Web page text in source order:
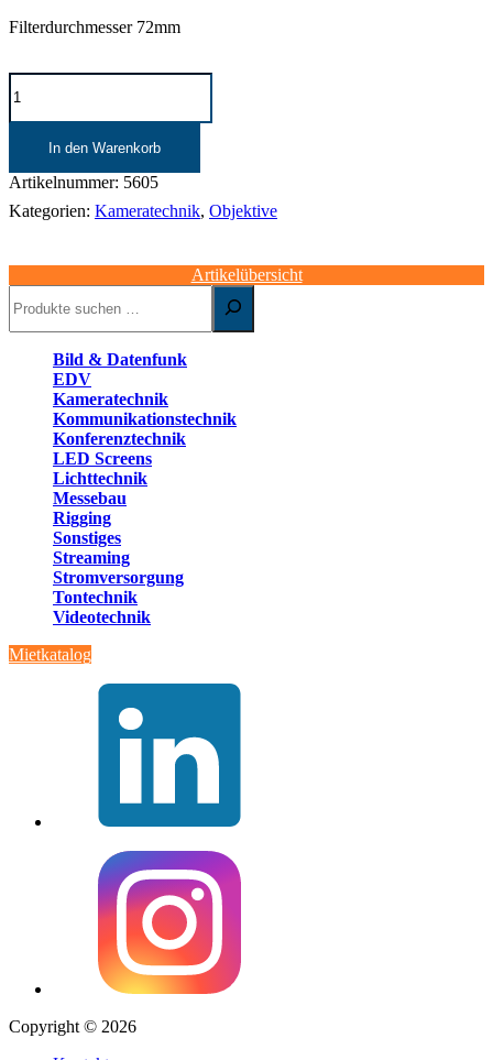
Filterdurchmesser 72mm
SONY
SEL1635Z.SYX
|
Objektiv
16-
mm
OSS
Menge
In den Warenkorb
Artikelnummer: 5605
Kategorien: Kameratechnik, Objektive
Artikelübersicht
Bild & Datenfunk
EDV
Kameratechnik
Kommunikationstechnik
Konferenztechnik
LED Screens
Lichttechnik
Messebau
Rigging
Sonstiges
Streaming
Stromversorgung
Tontechnik
Videotechnik
Mietkatalog
Copyright © 2026